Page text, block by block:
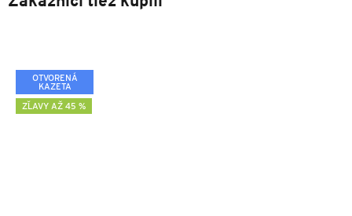
OTVORENÁ
KAZETA
ZĽAVY AŽ 45 %